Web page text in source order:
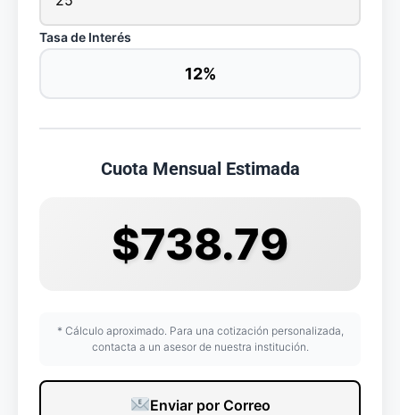
Tasa de Interés
12%
Cuota Mensual Estimada
$738.79
* Cálculo aproximado. Para una cotización personalizada,
contacta a un asesor de nuestra institución.
Enviar por Correo